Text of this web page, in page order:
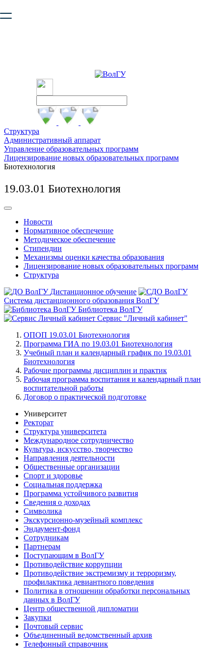
безопасную работу с сайтом. Пожалуйста
Структура
Административный аппарат
Управление образовательных программ
Лицензирование новых образовательных программ
Биотехнология
19.03.01 Биотехнология
Новости
Нормативное обеспечение
Методическое обеспечение
Стипендии
Механизмы оценки качества образования
Лицензирование новых образовательных программ
Структура
Дистанционное обучение
Система дистанционного образования ВолГУ
Библиотека ВолГУ
Сервис "Личный кабинет"
ОПОП 19.03.01 Биотехнология
Программа ГИА по 19.03.01 Биотехнология
Учебный план и календарный график по 19.03.01
Биотехнология
Рабочие программы дисциплин и практик
Рабочая программа воспитания и календарный план
воспитательной работы
Договор о практической подготовке
Университет
Ректорат
Структура университета
Международное сотрудничество
Культура, искусство, творчество
Направления деятельности
Общественные организации
Спорт и здоровье
Социальная поддержка
Программа устойчивого развития
Сведения о доходах
Символика
Экскурсионно-музейный комплекс
Эндаумент-фонд
Сотрудникам
Партнерам
Поступающим в ВолГУ
Противодействие коррупции
Противодействие экстремизму и терроризму,
профилактика девиантного поведения
Политика в отношении обработки персональных
данных в ВолГУ
Центр общественной дипломатии
Закупки
Почтовый сервис
Объединенный ведомственный архив
Телефонный справочник